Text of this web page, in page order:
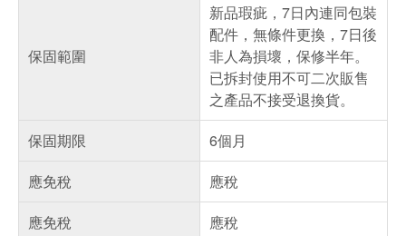
保固範圍
新品瑕疵，7日內連同包裝
配件，無條件更換，7日後
非人為損壞，保修半年。
已拆封使用不可二次販售
之產品不接受退換貨。
保固期限
6個月
應免稅
應稅
應免稅
應稅